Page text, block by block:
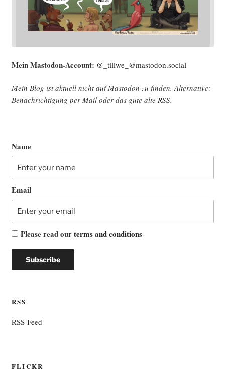
Mein Mast­o­don-Account: @_tillwe_@mastodon.social
Mein Blog ist aktu­ell nicht auf Mast­o­don zu fin­den. Alter­na­ti­ve:
Benach­rich­ti­gung per Mail oder das gute alte RSS.
Name
Email
Please read ourterms and conditions
RSS
RSS-Feed
FLICKR